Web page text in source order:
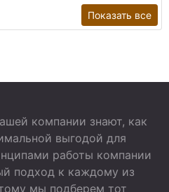
Показать все
компании знают, как
выгодой для
работы компании
подход к каждому из
мы подберем тот